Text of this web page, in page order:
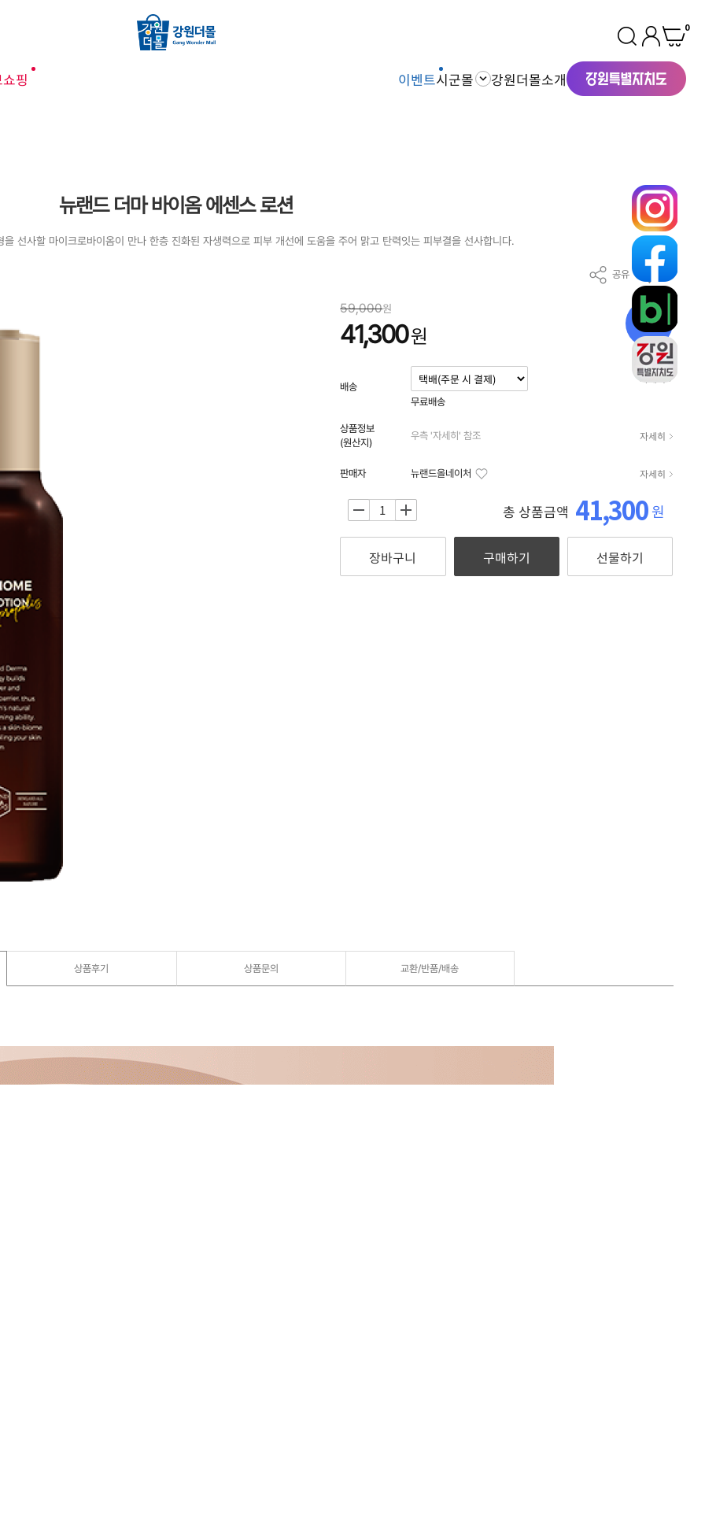
0
핑 이벤트시군몰 강원더몰소개
뉴랜드 더마 바이옴 에센스 로션
선사할 마이크로바이옴이 만나 한층 진화된 자생력으로 피부 개선에 도움을 주어 맑고 탄력잇는 피부결을 선사합니다.
공유
30%
59,000원
41,300원
배송
자세히
무료배송
상품정보
(원산지)
우측 '자세히' 참조 자세히
판매자 뉴랜드올네이처 자세히
+ 총 상품금액 41,300원
장바구니 구매하기 선물하기
상품후기 상품문의 교환/반품/배송